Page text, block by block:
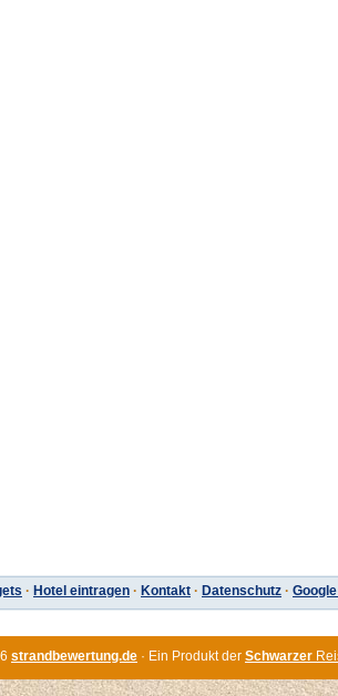
· Hotel eintragen · Kontakt · Datenschutz ·
strandbewertung.de · Ein Produkt der Schwarzer